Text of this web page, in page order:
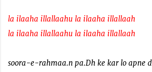
la ilaaha illallaahu la ilaaha illallaah
la ilaaha illallaahu la ilaaha illallaah
soora-e-rahmaa.n pa.Dh ke kar lo apne